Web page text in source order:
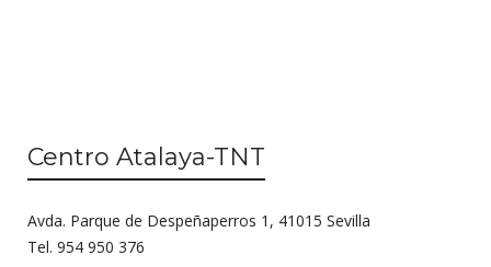
Centro Atalaya-TNT
Avda. Parque de Despeñaperros 1, 41015 Sevilla
Tel. 954 950 376